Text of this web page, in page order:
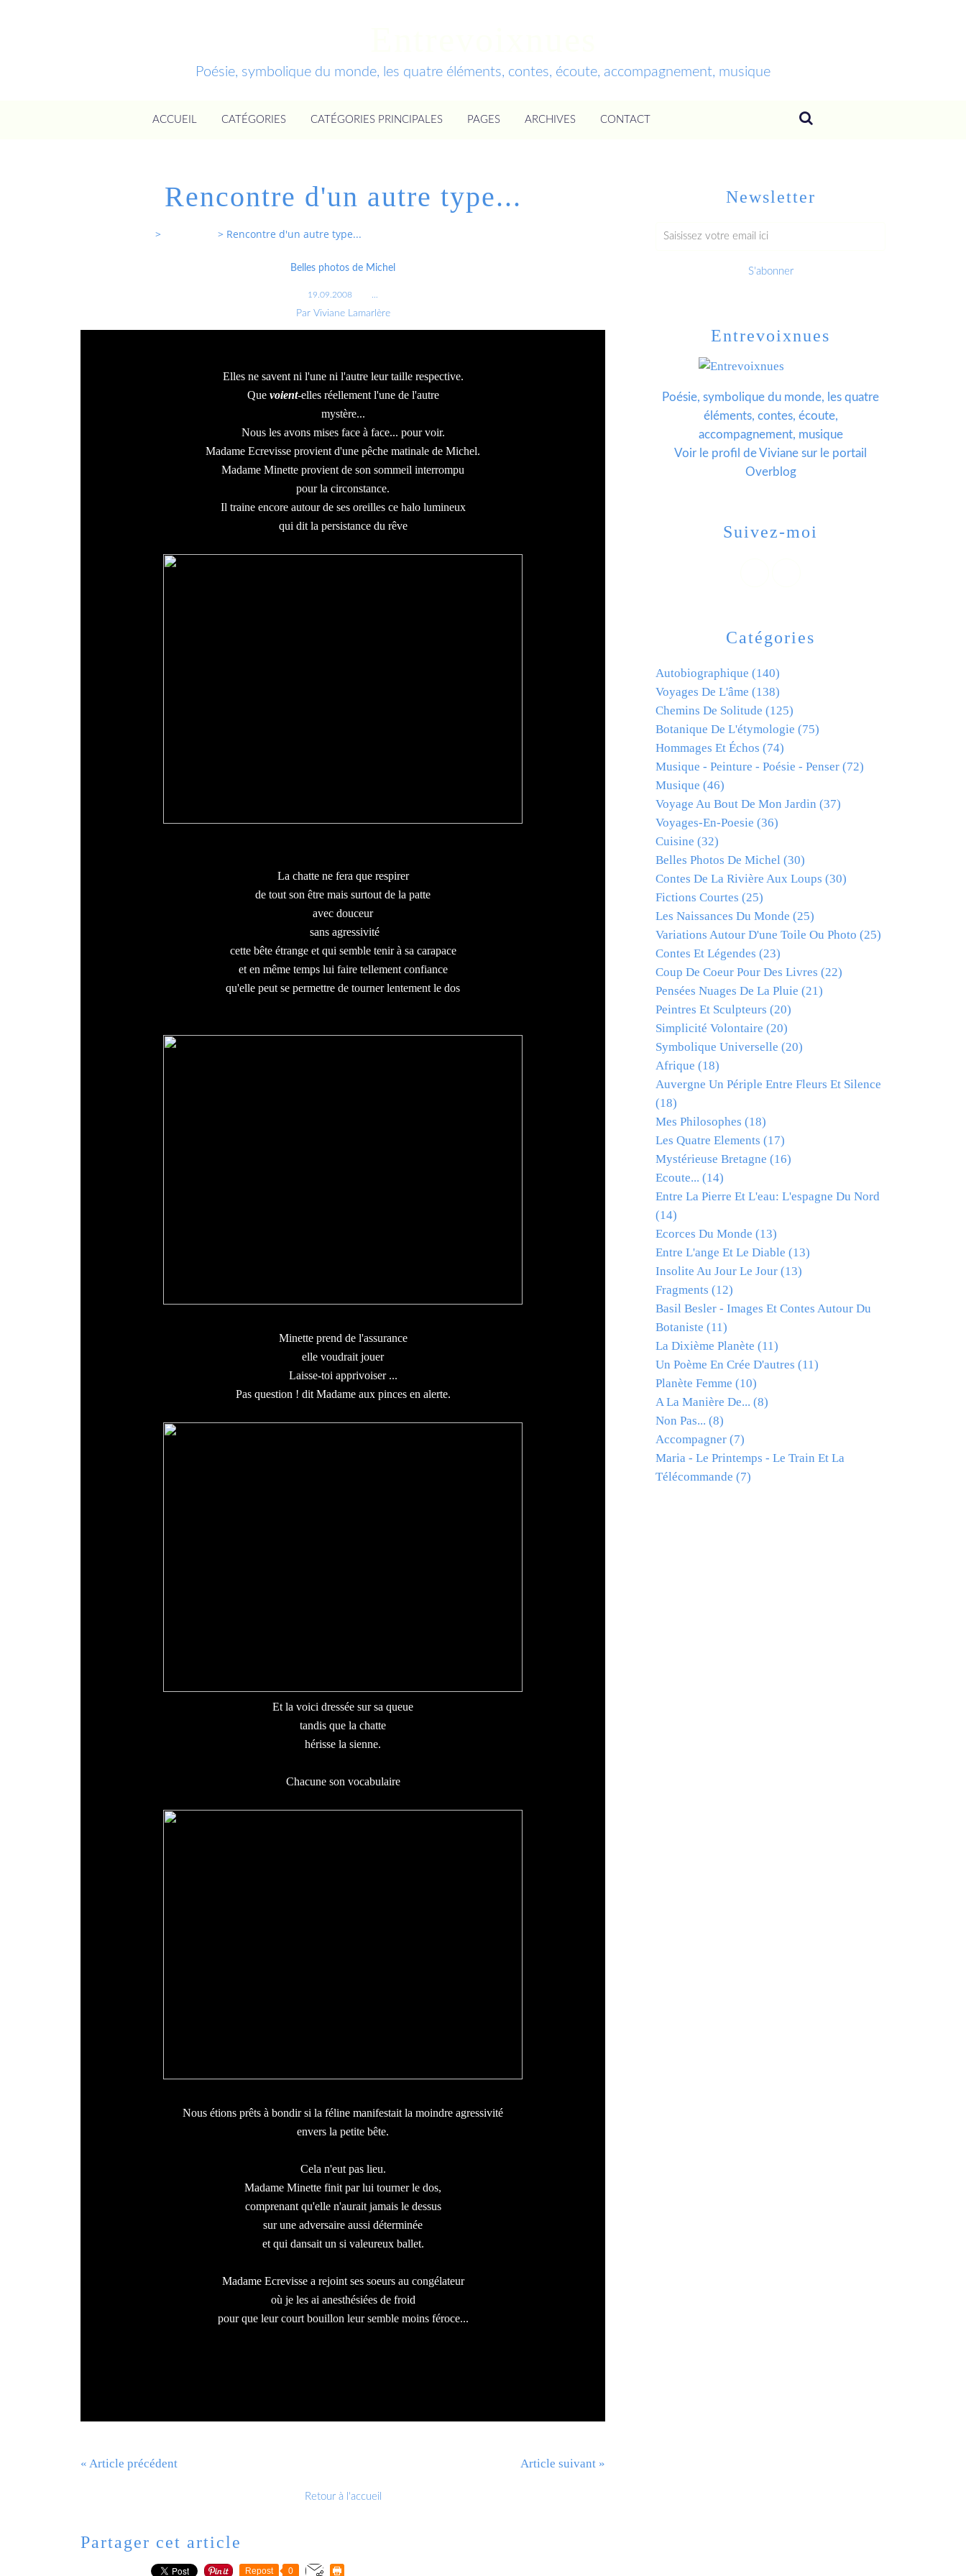
Poésie, symbolique du monde, les quatre éléments, contes, écoute, accompagnement, musique
ACCUEIL CATÉGORIES CATÉGORIES PRINCIPALES PAGES ARCHIVES CONTACT
Rencontre d'un autre type...
> > Rencontre d'un autre type...
Belles photos de Michel
19.09.2008
Par Viviane Lamarlère
Elles ne savent ni l'une ni l'autre leur taille respective.
Que voient-elles réellement l'une de l'autre
mystère...
Nous les avons mises face à face... pour voir.
Madame Ecrevisse provient d'une pêche matinale de Michel.
Madame Minette provient de son sommeil interrompu
pour la circonstance.
Il traine encore autour de ses oreilles ce halo lumineux
qui dit la persistance du rêve
La chatte ne fera que respirer
de tout son être mais surtout de la patte
avec douceur
sans agressivité
cette bête étrange et qui semble tenir à sa carapace
et en même temps lui faire tellement confiance
qu'elle peut se permettre de tourner lentement le dos
Minette prend de l'assurance
elle voudrait jouer
Laisse-toi apprivoiser ...
Pas question ! dit Madame aux pinces en alerte.
Et la voici dressée sur sa queue
tandis que la chatte
hérisse la sienne.
Chacune son vocabulaire
Nous étions prêts à bondir si la féline manifestait la moindre agressivité
envers la petite bête.
Cela n'eut pas lieu.
Madame Minette finit par lui tourner le dos,
comprenant qu'elle n'aurait jamais le dessus
sur une adversaire aussi déterminée
et qui dansait un si valeureux ballet.
Madame Ecrevisse a rejoint ses soeurs au congélateur
où je les ai anesthésiées de froid
pour que leur court bouillon leur semble moins féroce...
« Article précédent Article suivant »
Retour à l'accueil
Partager cet article
Repost 0
Newsletter
Catégories
Autobiographique (140)
Voyages De L'âme (138)
Chemins De Solitude (125)
Botanique De L'étymologie (75)
Hommages Et Échos (74)
Musique - Peinture - Poésie - Penser (72)
Musique (46)
Voyage Au Bout De Mon Jardin (37)
Voyages-En-Poesie (36)
Cuisine (32)
Belles Photos De Michel (30)
Contes De La Rivière Aux Loups (30)
Fictions Courtes (25)
Les Naissances Du Monde (25)
Variations Autour D'une Toile Ou Photo (25)
Contes Et Légendes (23)
Coup De Coeur Pour Des Livres (22)
Pensées Nuages De La Pluie (21)
Peintres Et Sculpteurs (20)
Simplicité Volontaire (20)
Symbolique Universelle (20)
Afrique (18)
Auvergne Un Périple Entre Fleurs Et Silence
(18)
Mes Philosophes (18)
Les Quatre Elements (17)
Mystérieuse Bretagne (16)
Ecoute... (14)
Entre La Pierre Et L'eau: L'espagne Du Nord
(14)
Ecorces Du Monde (13)
Entre L'ange Et Le Diable (13)
Insolite Au Jour Le Jour (13)
Fragments (12)
Basil Besler - Images Et Contes Autour Du
Botaniste (11)
La Dixième Planète (11)
Un Poème En Crée D'autres (11)
Planète Femme (10)
A La Manière De... (8)
Non Pas... (8)
Accompagner (7)
Maria - Le Printemps - Le Train Et La
Télécommande (7)
Entrevoixnues
Poésie, symbolique du monde, les quatre
éléments, contes, écoute,
accompagnement, musique
Voir le profil deViviane sur le portail
Overblog
Suivez-moi